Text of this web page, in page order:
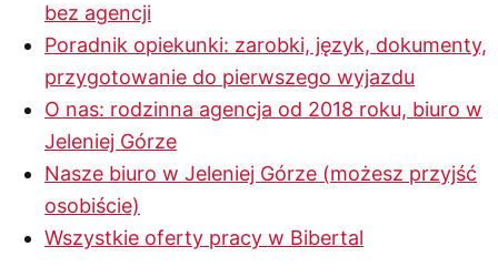
bez agencji
Poradnik opiekunki: zarobki, język, dokumenty,
przygotowanie do pierwszego wyjazdu
O nas: rodzinna agencja od 2018 roku, biuro w
Jeleniej Górze
Nasze biuro w Jeleniej Górze (możesz przyjść
osobiście)
Wszystkie oferty pracy w Bibertal